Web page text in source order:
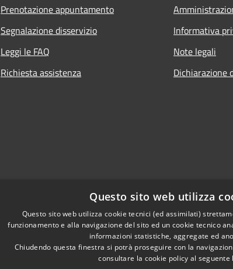
Prenotazione appuntamento
Segnalazione disservizio
Leggi le FAQ
Richiesta assistenza
Informativa
Note legali
Dichiarazione
Questo sito web utilizza
Questo sito web utilizza cookie tecnici (ed assimilati)
funzionamento e alla navigazione del sito ed un cookie tecnico
informazioni statistiche, aggregate ed
Chiudendo questa finestra si potrà proseguire con la
consultare la cookie policy al seguente